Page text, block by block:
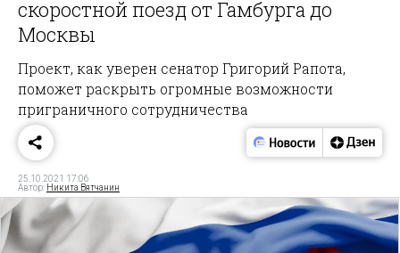
скоростной поезд от Гамбурга до
Москвы
Проект, как уверен сенатор Григорий Рапота,
поможет раскрыть огромные возможности
приграничного сотрудничества
25.10.2021 17:06
Автор: Никита Вятчанин